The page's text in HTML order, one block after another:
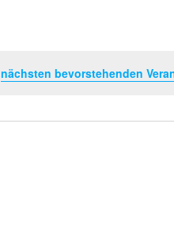
nächsten bevorstehenden